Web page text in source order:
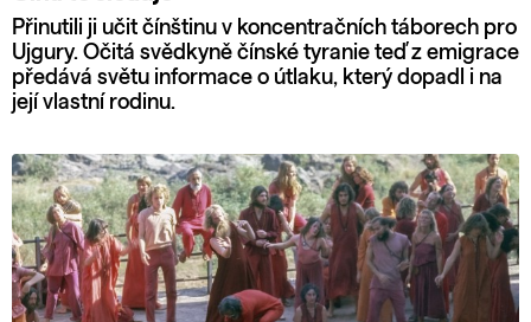
Přinutili ji učit čínštinu v koncentračních táborech pro
Ujgury. Očitá svědkyně čínské tyranie teď z emigrace
předává světu informace o útlaku, který dopadl i na
její vlastní rodinu.